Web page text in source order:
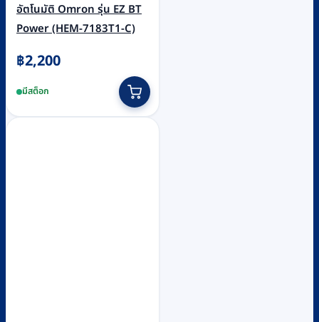
อัตโนมัติ Omron รุ่น EZ BT
Power (HEM-7183T1-C)
฿2,200
มีสต็อก